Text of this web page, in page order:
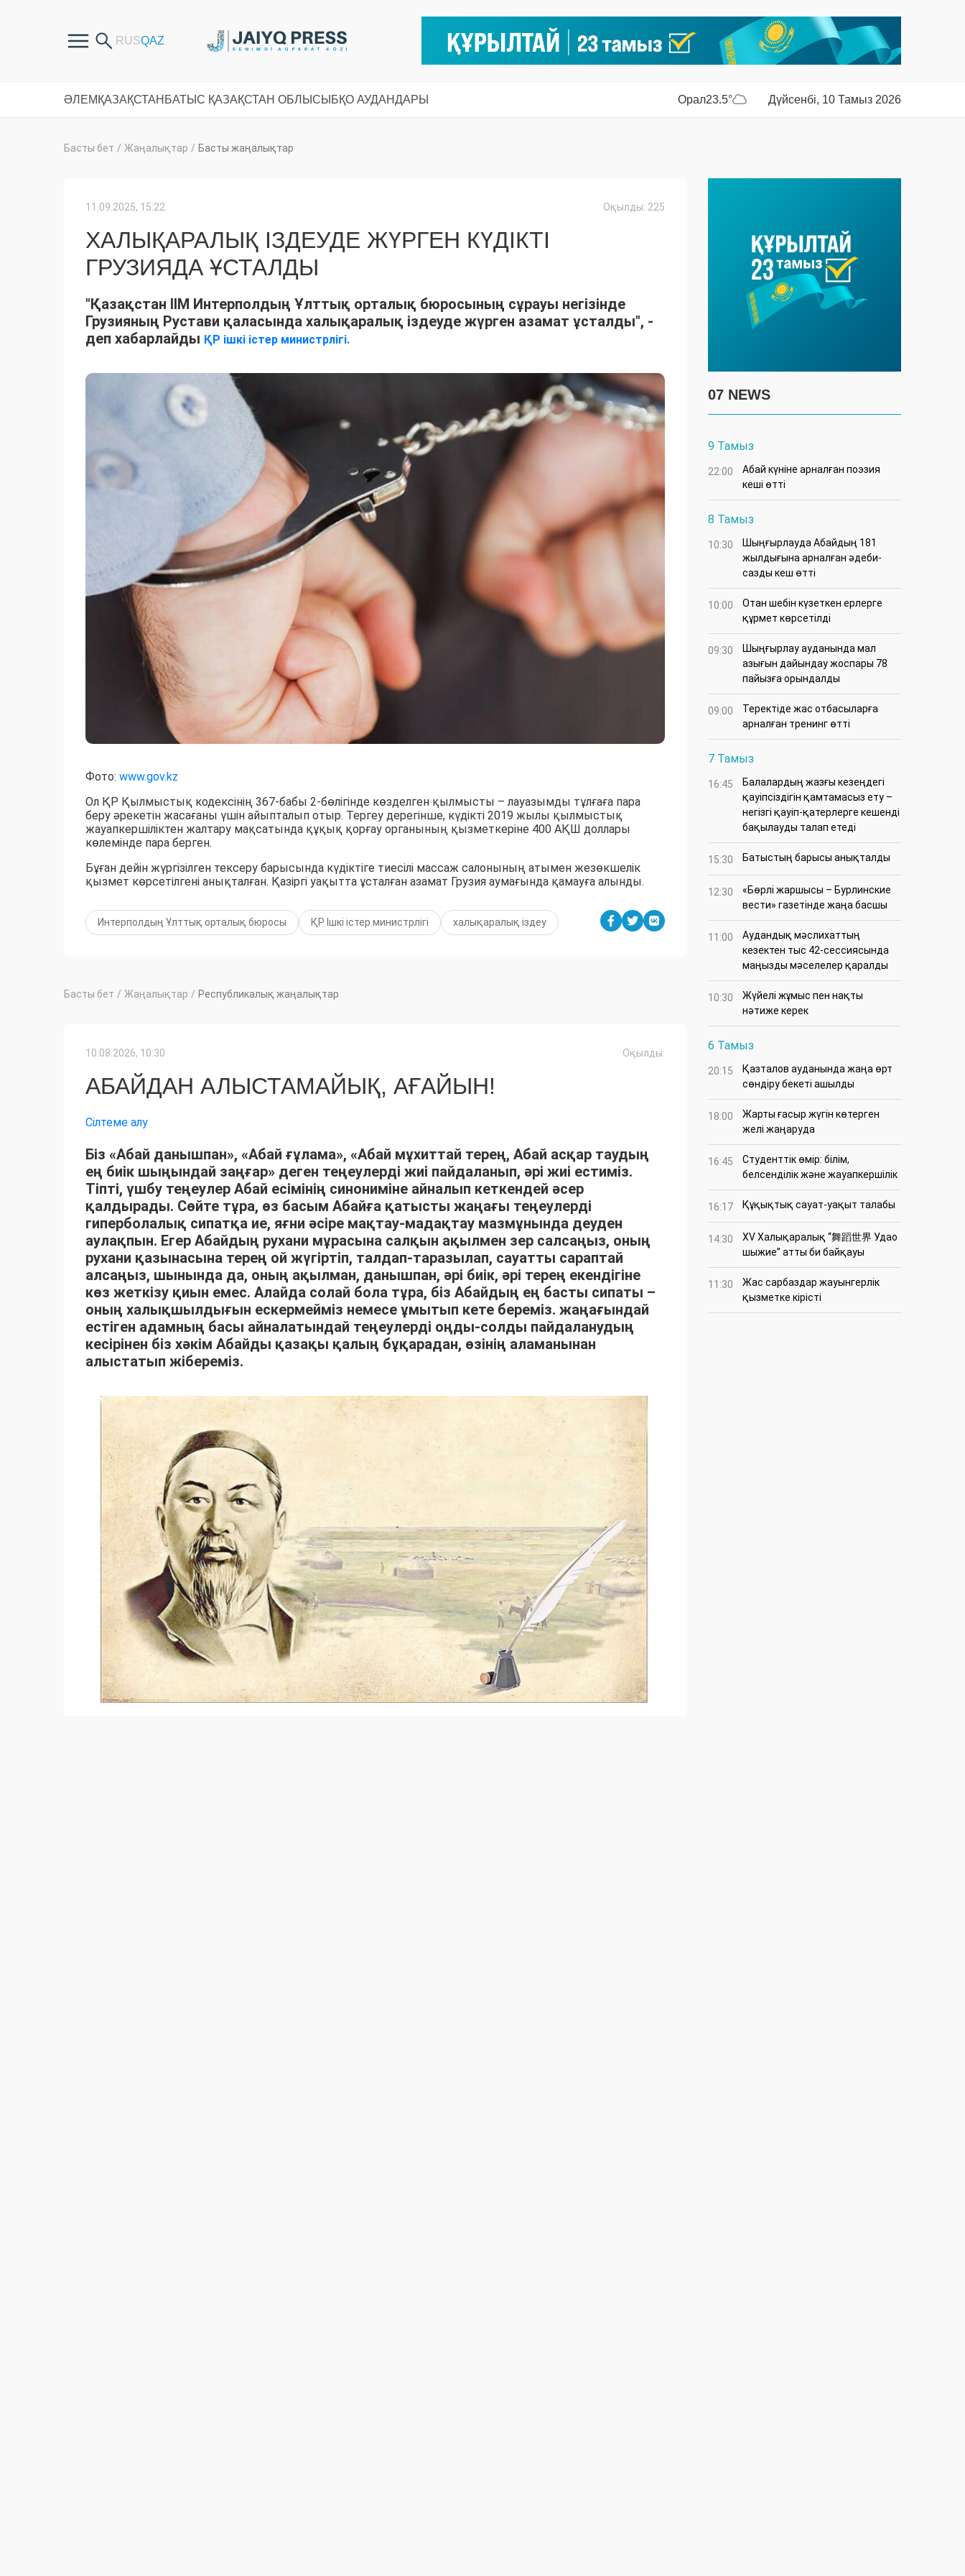
ӘЛЕМ ҚАЗАҚСТАН БАТЫС ҚАЗАҚСТАН ОБЛЫСЫ БҚО АУДАНДАРЫ Орал23.5° Дүйсенбі, 10 Тамыз 2026
Басты бет / Жаңалықтар / Басты жаңалықтар
11.09.2025, 15:22 Оқылды: 225
ХАЛЫҚАРАЛЫҚ ІЗДЕУДЕ ЖҮРГЕН КҮДІКТІ
ГРУЗИЯДА ҰСТАЛДЫ
"Қазақстан ІІМ Интерполдың Ұлттық орталық бюросының сұрауы негізінде
Грузияның Рустави қаласында халықаралық іздеуде жүрген азамат ұсталды", -
деп хабарлайды ҚР ішкі істер министрлігі.
Фото: www.gov.kz
Ол ҚР Қылмыстық кодексінің 367-бабы 2-бөлігінде көзделген қылмысты – лауазымды тұлғаға пара
беру әрекетін жасағаны үшін айыпталып отыр. Тергеу дерегінше, күдікті 2019 жылы қылмыстық
жауапкершіліктен жалтару мақсатында құқық қорғау органының қызметкеріне 400 АҚШ доллары
көлемінде пара берген.
Бұған дейін жүргізілген тексеру барысында күдіктіге тиесілі массаж салонының атымен жезөкшелік
қызмет көрсетілгені анықталған. Қазіргі уақытта ұсталған азамат Грузия аумағында қамауға алынды.
Интерполдың Ұлттық орталық бюросы ҚР Ішкі істер министрлігі халықаралық іздеу
Басты бет / Жаңалықтар / Республикалық жаңалықтар
10.08.2026, 10:30 Оқылды:
АБАЙДАН АЛЫСТАМАЙЫҚ, АҒАЙЫН!
Сілтеме алу
Біз «Абай данышпан», «Абай ғұлама», «Абай мұхиттай терең, Абай асқар таудың
ең биік шыңындай заңғар» деген теңеулерді жиі пайдаланып, әрі жиі естиміз.
Тіпті, үшбу теңеулер Абай есімінің синониміне айналып кеткендей әсер
қалдырады. Сөйте тұра, өз басым Абайға қатысты жаңағы теңеулерді
гиперболалық сипатқа ие, яғни әсіре мақтау-мадақтау мазмұнында деуден
аулақпын. Егер Абайдың рухани мұрасына салқын ақылмен зер салсаңыз, оның
рухани қазынасына терең ой жүгіртіп, талдап-таразылап, сауатты сараптай
алсаңыз, шынында да, оның ақылман, данышпан, әрі биік, әрі терең екендігіне
көз жеткізу қиын емес. Алайда солай бола тұра, біз Абайдың ең басты сипаты –
оның халықшылдығын ескермейміз немесе ұмытып кете береміз. жаңағындай
естіген адамның басы айналатындай теңеулерді оңды-солды пайдаланудың
кесірінен біз хәкім Абайды қазақы қалың бұқарадан, өзінің аламанынан
алыстатып жібереміз.
07 NEWS
9 Тамыз
22:00
Абай күніне арналған поэзия
кеші өтті
8 Тамыз
10:30
Шыңғырлауда Абайдың 181
жылдығына арналған әдеби-
сазды кеш өтті
10:00
Отан шебін күзеткен ерлерге
құрмет көрсетілді
09:30
​Шыңғырлау ауданында мал
азығын дайындау жоспары 78
пайызға орындалды
09:00
​Теректіде жас отбасыларға
арналған тренинг өтті
7 Тамыз
16:45
Балалардың жазғы кезеңдегі
қауіпсіздігін қамтамасыз ету –
негізгі қауіп-қатерлерге кешенді
бақылауды талап етеді
15:30 Батыстың барысы анықталды
12:30
«Бөрлі жаршысы – Бурлинские
вести» газетінде жаңа басшы
11:00
Аудандық мәслихаттың
кезектен тыс 42-сессиясында
маңызды мәселелер қаралды
10:30
Жүйелі жұмыс пен нақты
нәтиже керек
6 Тамыз
20:15
Қазталов ауданында жаңа өрт
сөндіру бекеті ашылды
18:00
Жарты ғасыр жүгін көтерген
желі жаңаруда
16:45
Студенттік өмір: білім,
белсенділік және жауапкершілік
16:17 Құқықтық сауат-уақыт талабы
14:30
XV Халықаралық “舞蹈世界 Удао
шыжие” атты би байқауы
11:30
Жас сарбаздар жауынгерлік
қызметке кірісті